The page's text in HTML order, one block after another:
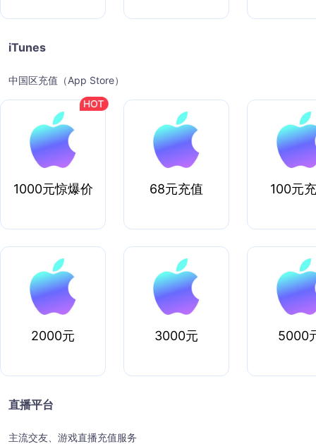
iTunes
中国区充值（App Store）
1000元惊爆价 68元充值 100元
2000元 3000元 5000
直播平台
主流交友、游戏直播充值服务